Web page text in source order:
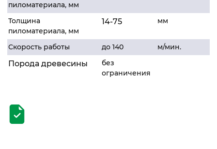
пиломатериала, мм
Толщина
пиломатериала, мм
14-75 мм
Скорость работы до 140 м/мин.
Порода древесины
без
ограничения